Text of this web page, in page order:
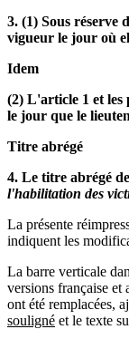
3. (1) Sous réserve
vigueur le jour où
Idem
(2) L'article 1 et les
le jour que le
Titre abrégé
4. Le titre abrégé
l'habilitation des
La présente
indiquent les
La barre verticale
versions française et
ont été remplacées,
souligné et le texte